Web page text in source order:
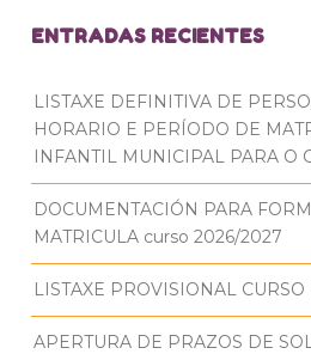
ENTRADAS RECIENTES
LISTAXE DEFINITIVA DE
HORARIO E PERÍODO DE
INFANTIL MUNICIPAL PARA O
DOCUMENTACIÓN PARA
MATRICULA curso 2026/2027
LISTAXE PROVISIONAL
APERTURA DE PRAZOS DE